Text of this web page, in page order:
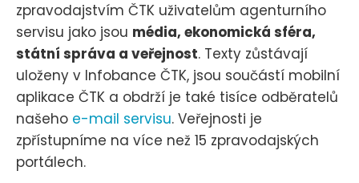
zpravodajstvím ČTK uživatelům agenturního
servisu jako jsou média, ekonomická sféra,
státní správa a veřejnost. Texty zůstávají
uloženy v Infobance ČTK, jsou součástí mobilní
aplikace ČTK a obdrží je také tisíce odběratelů
našeho e-mail servisu. Veřejnosti je
zpřístupníme na více než 15 zpravodajských
portálech.